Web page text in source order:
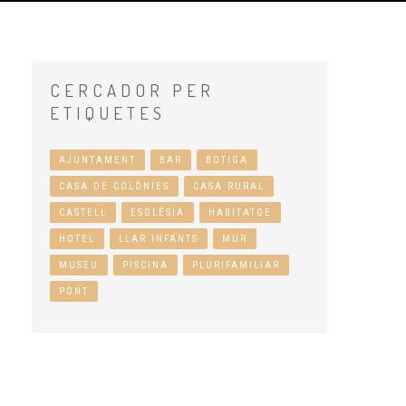
CERCADOR
PER
ETIQUETES
AJUNTAMENT BAR BOTIGA
CASA DE COLÒNIES CASA RURAL
CASTELL ESGLÉSIA HABITATGE
HOTEL LLAR INFANTS MUR
MUSEU PISCINA PLURIFAMILIAR
PONT